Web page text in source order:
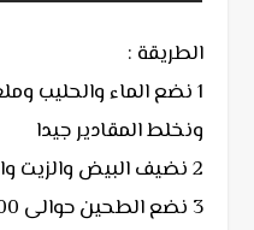
الطريقة :
1 نضع الماء والحليب
ونخلط المقادير جيدا
2 نضيف البيض والزيت والزعتر ونخلط مرة اخرة
3 نضع الطحين حوالى 400 غرام ونخلط